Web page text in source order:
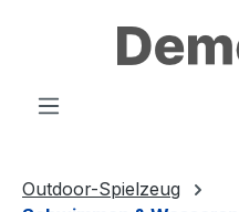
Zum Hauptinhalt springen
Outdoor-Spielzeug